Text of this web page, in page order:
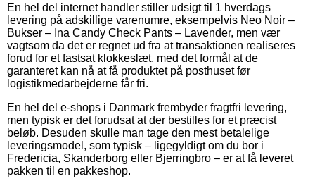
En hel del internet handler stiller udsigt til 1 hverdags
levering på adskillige varenumre, eksempelvis Neo Noir –
Bukser – Ina Candy Check Pants – Lavender, men vær
vagtsom da det er regnet ud fra at transaktionen realiseres
forud for et fastsat klokkeslæt, med det formål at de
garanteret kan nå at få produktet på posthuset før
logistikmedarbejderne får fri.
En hel del e-shops i Danmark frembyder fragtfri levering,
men typisk er det forudsat at der bestilles for et præcist
beløb. Desuden skulle man tage den mest betalelige
leveringsmodel, som typisk – ligegyldigt om du bor i
Fredericia, Skanderborg eller Bjerringbro – er at få leveret
pakken til en pakkeshop.